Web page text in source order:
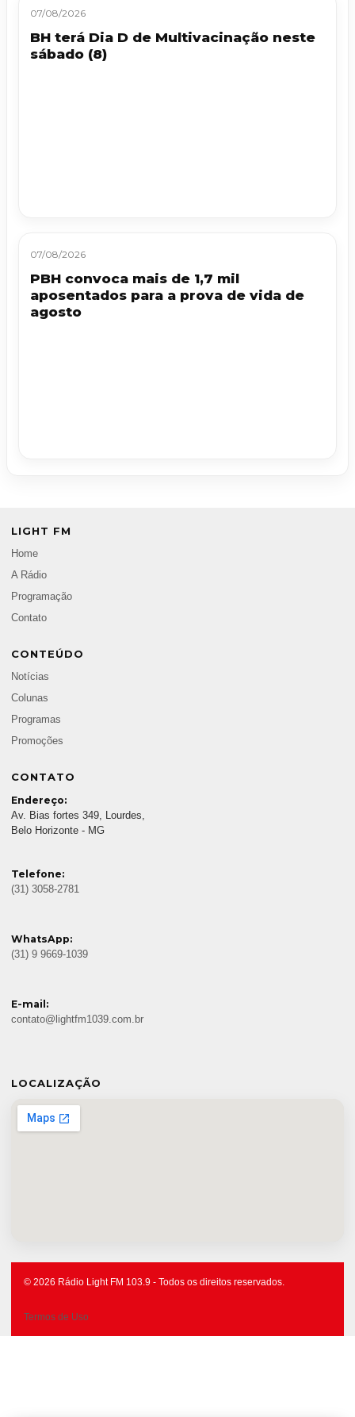
07/08/2026
BH terá Dia D de Multivacinação neste
sábado (8)
07/08/2026
PBH convoca mais de 1,7 mil
aposentados para a prova de vida de
agosto
LIGHT FM
Home
A Rádio
Programação
Contato
CONTEÚDO
Notícias
Colunas
Programas
Promoções
CONTATO
Endereço:
Av. Bias fortes 349, Lourdes,
Belo Horizonte - MG
Telefone:
(31) 3058-2781
WhatsApp:
(31) 9 9669-1039
E-mail:
contato@lightfm1039.com.br
LOCALIZAÇÃO
© 2026 Rádio Light FM 103.9 - Todos os direitos reservados.
Termos de Uso